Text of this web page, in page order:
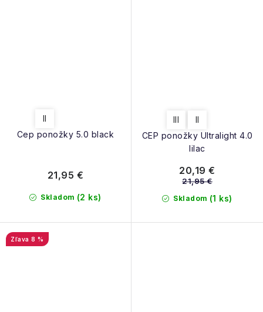
Cep ponožky 5.0 black
II
Skladom (2 ks)
21,95 €
CEP ponožky Ultralight 4.0
lilac
III II
Skladom (1 ks)
20,19 €
21,95 €
8 %